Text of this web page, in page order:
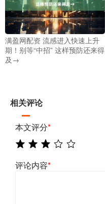
满盈网配资 流感进入快速上升
期！别等“中招” 这样预防还来得
及→
相关评论
本文评分*
评论内容*